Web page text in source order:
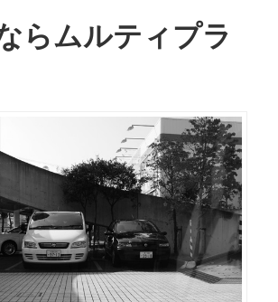
らムルティプラ